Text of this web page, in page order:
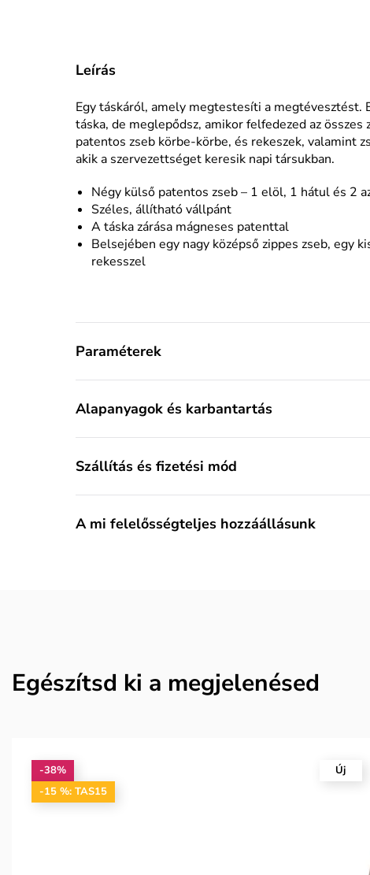
Leírás
Egy táskáról, amely megtestesíti a megtévesztést.
táska, de meglepődsz, amikor felfedezed az összes
patentos zseb körbe-körbe, és rekeszek, valamint
akik a szervezettséget keresik napi társukban.
Négy külső patentos zseb – 1 elöl, 1 hátul és 2
Széles, állítható vállpánt
A táska zárása mágneses patenttal
Belsejében egy nagy középső zippes zseb, egy
rekesszel
Paraméterek
Alapanyagok és karbantartás
Szállítás és fizetési mód
A mi felelősségteljes hozzáállásunk
Egészítsd ki a megjelenésed
-38%
-15 %: TAS15
Új